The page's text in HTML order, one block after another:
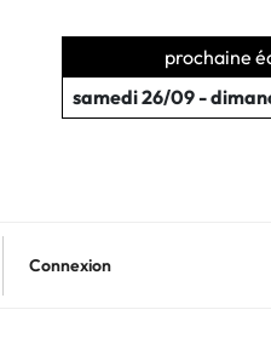
prochaine
samedi 26/09 -
Connexion